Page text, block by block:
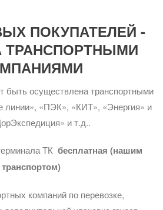
ПОКУПАТЕЛЕЙ -
ТРАНСПОРТНЫМИ
быть осуществлена транспортными
линии», «ПЭК», «КИТ», «Энергия» и
и т.д..
ТК бесплатная (нашим
транспортом)
компаний по перевозке,